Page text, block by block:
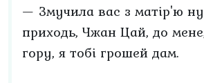
— Змучила вас з матір'ю
приходь, Чжан Цай, до
гору, я тобі грошей дам.